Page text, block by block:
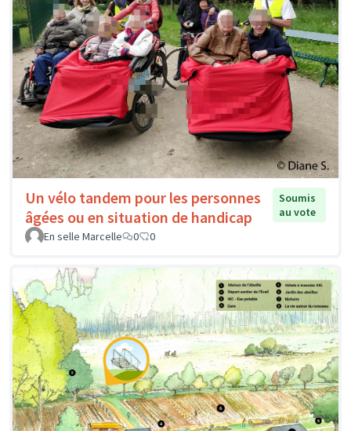
Un vélo tandem pour les personnes
âgées ou en situation de handicap
Soumis
au vote
En selle Marcelle
0 0